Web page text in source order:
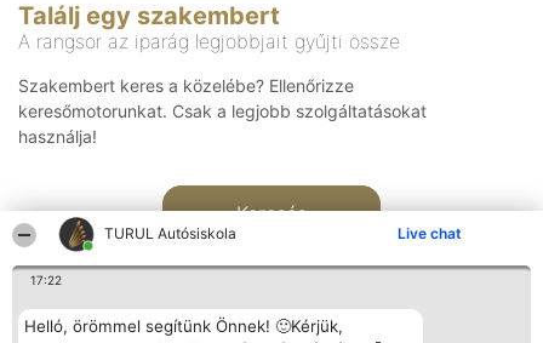
TURUL Autósiskola Live chat
17:22
Helló, örömmel segítünk Önnek! 🙂Kérjük,
Találj egy szakembert
A rangsor az iparág legjobbjait gyűjti össze
Szakembert keres a közelébe? Ellenőrizze
keresőmotorunkat. Csak a legjobb szolgáltatásokat
használja!
Keresés